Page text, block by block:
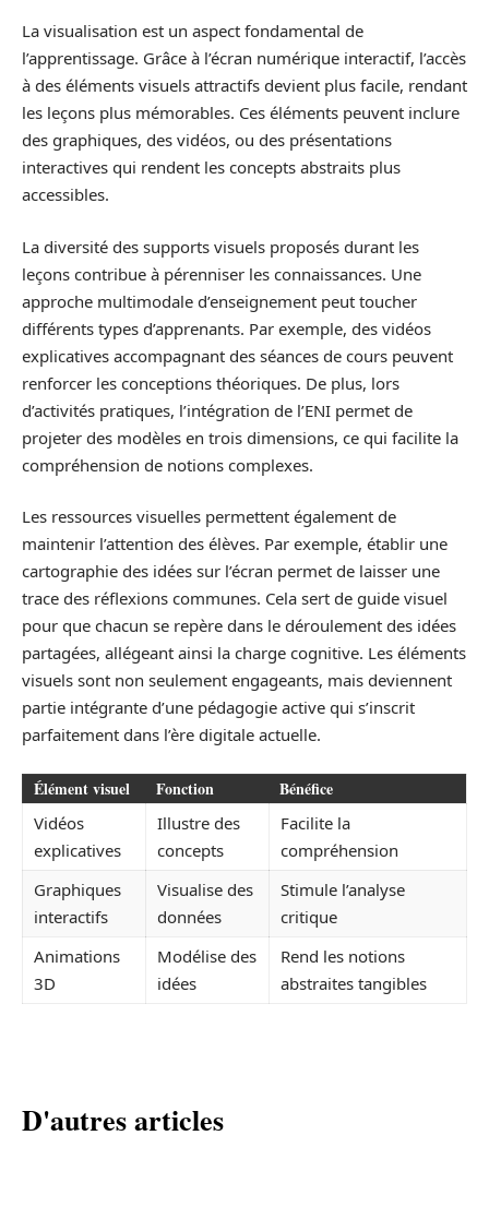
La visualisation est un aspect fondamental de
l’apprentissage. Grâce à l’écran numérique interactif, l’accès
à des éléments visuels attractifs devient plus facile, rendant
les leçons plus mémorables. Ces éléments peuvent inclure
des graphiques, des vidéos, ou des présentations
interactives qui rendent les concepts abstraits plus
accessibles.
La diversité des supports visuels proposés durant les
leçons contribue à pérenniser les connaissances. Une
approche multimodale d’enseignement peut toucher
différents types d’apprenants. Par exemple, des vidéos
explicatives accompagnant des séances de cours peuvent
renforcer les conceptions théoriques. De plus, lors
d’activités pratiques, l’intégration de l’ENI permet de
projeter des modèles en trois dimensions, ce qui facilite la
compréhension de notions complexes.
Les ressources visuelles permettent également de
maintenir l’attention des élèves. Par exemple, établir une
cartographie des idées sur l’écran permet de laisser une
trace des réflexions communes. Cela sert de guide visuel
pour que chacun se repère dans le déroulement des idées
partagées, allégeant ainsi la charge cognitive. Les éléments
visuels sont non seulement engageants, mais deviennent
partie intégrante d’une pédagogie active qui s’inscrit
parfaitement dans l’ère digitale actuelle.
Élément visuel Fonction Bénéfice
Vidéos
explicatives
Illustre des
concepts
Facilite la
compréhension
Graphiques
interactifs
Visualise des
données
Stimule l’analyse
critique
Animations
3D
Modélise des
idées
Rend les notions
abstraites tangibles
D'autres articles